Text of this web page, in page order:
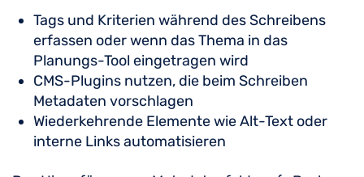
Tags und Kriterien während des Schreibens
erfassen oder wenn das Thema in das
Planungs-Tool eingetragen wird
CMS-Plugins nutzen, die beim Schreiben
Metadaten vorschlagen
Wiederkehrende Elemente wie Alt-Text oder
interne Links automatisieren